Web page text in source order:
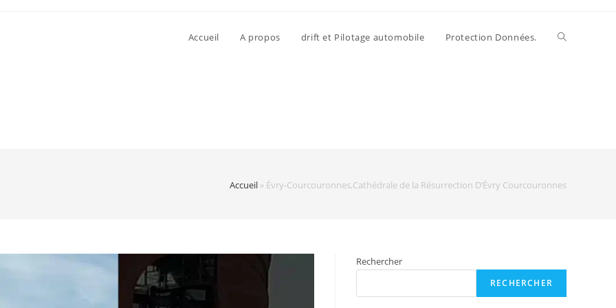
Accueil A propos drift et Pilotage automobile Protection Données.
Accueil » Évry-Courcouronnes,Cathédrale de la Résurrection D’Évry Courcouronnes
Rechercher
RECHERCHER